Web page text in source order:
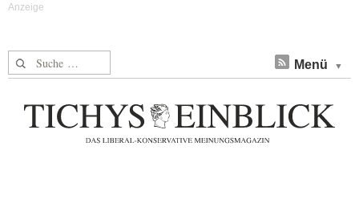
Suche nach: Menü